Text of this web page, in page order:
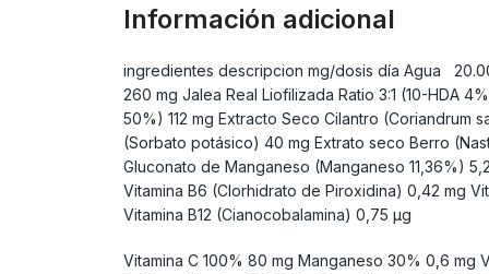
Información adicional
ingredientes descripcion mg/dosis día Agua
260 mg Jalea Real Liofilizada Ratio 3:1 (10-HDA
50%) 112 mg Extracto Seco Cilantro (Coriandrum
(Sorbato potásico) 40 mg Extrato seco Berro
Gluconato de Manganeso (Manganeso 11,36%)
Vitamina B6 (Clorhidrato de Piroxidina) 0,42 mg
Vitamina B12 (Cianocobalamina) 0,75 µg
Vitamina C 100% 80 mg Manganeso 30% 0,6 mg